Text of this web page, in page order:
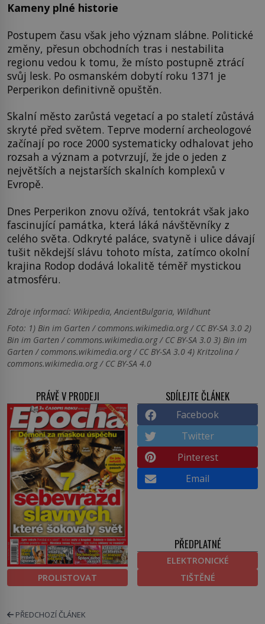
Kameny plné historie
Postupem času však jeho význam slábne. Politické
změny, přesun obchodních tras i nestabilita
regionu vedou k tomu, že místo postupně ztrácí
svůj lesk. Po osmanském dobytí roku 1371 je
Perperikon definitivně opuštěn.
Skalní město zarůstá vegetací a po staletí zůstává
skryté před světem. Teprve moderní archeologové
začínají po roce 2000 systematicky odhalovat jeho
rozsah a význam a potvrzují, že jde o jeden z
největších a nejstarších skalních komplexů v
Evropě.
Dnes Perperikon znovu ožívá, tentokrát však jako
fascinující památka, která láká návštěvníky z
celého světa. Odkryté paláce, svatyně i ulice dávají
tušit někdejší slávu tohoto místa, zatímco okolní
krajina Rodop dodává lokalitě téměř mystickou
atmosféru.
Zdroje informací: Wikipedia, AncientBulgaria, Wildhunt
Foto: 1) Bin im Garten / commons.wikimedia.org / CC BY-SA 3.0 2)
Bin im Garten / commons.wikimedia.org / CC BY-SA 3.0 3) Bin im
Garten / commons.wikimedia.org / CC BY-SA 3.0 4) Kritzolina /
commons.wikimedia.org / CC BY-SA 4.0
PRÁVĚ V PRODEJI
PROLISTOVAT
SDÍLEJTE ČLÁNEK
Facebook
Twitter
Pinterest
Email
PŘEDPLATNÉ
ELEKTRONICKÉ
TIŠTĚNÉ
PŘEDCHOZÍ ČLÁNEK